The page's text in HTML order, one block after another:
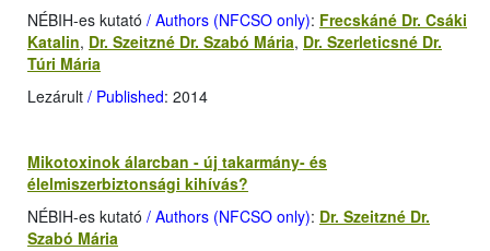
NÉBIH-es kutató / Authors (NFCSO only): Frecskáné Dr. Csáki
Katalin, Dr. Szeitzné Dr. Szabó Mária, Dr. Szerleticsné Dr.
Túri Mária
Lezárult / Published: 2014
Mikotoxinok álarcban - új takarmány- és
élelmiszerbiztonsági kihívás?
NÉBIH-es kutató / Authors (NFCSO only): Dr. Szeitzné Dr.
Szabó Mária